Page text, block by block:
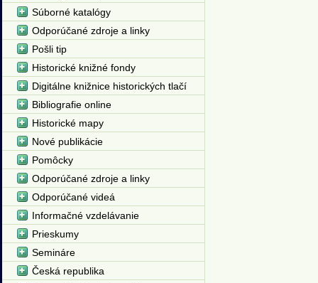
Súborné katalógy
Odporúčané zdroje a linky
Pošli tip
Historické knižné fondy
Digitálne knižnice historických tlačí
Bibliografie online
Historické mapy
Nové publikácie
Pomôcky
Odporúčané zdroje a linky
Odporúčané videá
Informačné vzdelávanie
Prieskumy
Semináre
Česká republika